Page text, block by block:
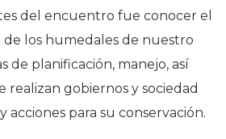
del encuentro fue conocer el
de los humedales de nuestro
de planificación, manejo, así
realizan gobiernos y sociedad
acciones para su conservación.